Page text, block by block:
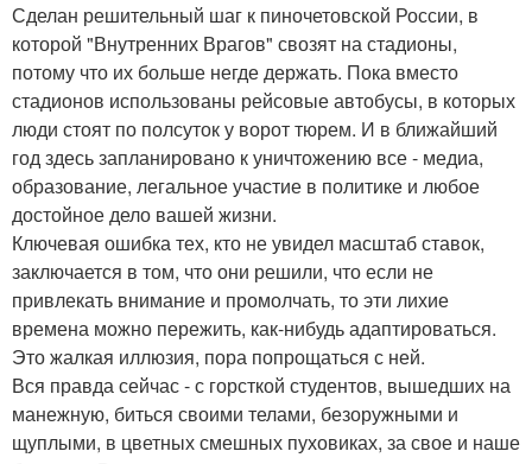
Сделан решительный шаг к пиночетовской России, в
которой "Внутренних Врагов" свозят на стадионы,
потому что их больше негде держать. Пока вместо
стадионов использованы рейсовые автобусы, в которых
люди стоят по полсуток у ворот тюрем. И в ближайший
год здесь запланировано к уничтожению все - медиа,
образование, легальное участие в политике и любое
достойное дело вашей жизни.
Ключевая ошибка тех, кто не увидел масштаб ставок,
заключается в том, что они решили, что если не
привлекать внимание и промолчать, то эти лихие
времена можно пережить, как-нибудь адаптироваться.
Это жалкая иллюзия, пора попрощаться с ней.
Вся правда сейчас - с горсткой студентов, вышедших на
манежную, биться своими телами, безоружными и
щуплыми, в цветных смешных пуховиках, за свое и наше